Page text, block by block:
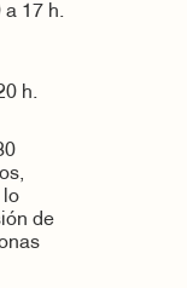
a 17 h.
h.
lo
de